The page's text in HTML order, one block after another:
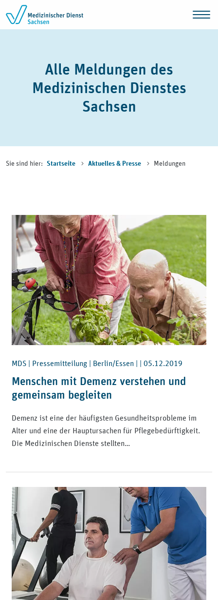
Zum Inhalt springen
Alle Meldungen des
Medizinischen Dienstes
Sachsen
Sie sind hier: Startseite Aktuelles & Presse Meldungen
MDS | Pressemitteilung | Berlin/Essen | | 05.12.2019
Menschen mit Demenz verstehen und
gemeinsam begleiten
Demenz ist eine der häufigsten Gesundheitsprobleme im
Alter und eine der Hauptursachen für Pflegebedürftigkeit.
Die Medizinischen Dienste stellten…